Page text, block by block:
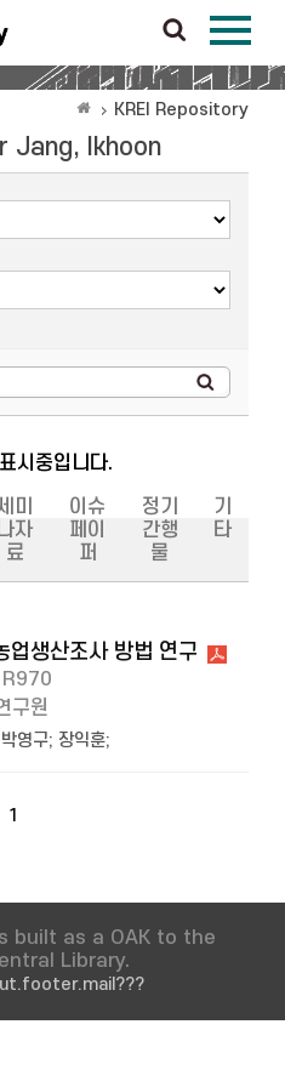
KREI Repository
Jang, Ikhoon
시중입니다.
미
나자
료
이슈
페이
퍼
정기
간행
물
기
타
업생산조사 방법 연구
R970
구원
박영구; 장익훈;
1
built as a OAK to the
Library.